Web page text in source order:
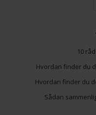
10
Hvordan finder du
Hvordan finder du
Sådan